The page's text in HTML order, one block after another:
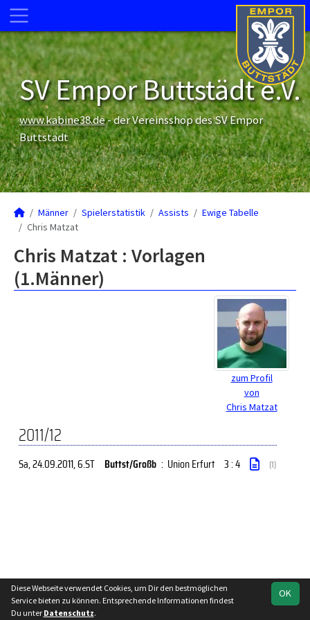
SV Empor Buttstädt e.V.
www.kabine38.de- der Vereinsshop des SV Empor
Buttstädt
Männer Spielerstatistik Assists
Ewige Tabelle
Chris Matzat
Chris Matzat : Vorlagen
(1.Männer)
zum Profil
von
Chris Matzat
2011/12
Sa, 24.09.2011, 6.ST Buttst/Großb : Union Erfurt 3 : 4 (1)
soccero.de OK
Diese Webseite verwendet Cookies, um Dir den bestmöglichen
Service bieten zu können. Entsprechende Informationen findest
Du unter Datenschutz.